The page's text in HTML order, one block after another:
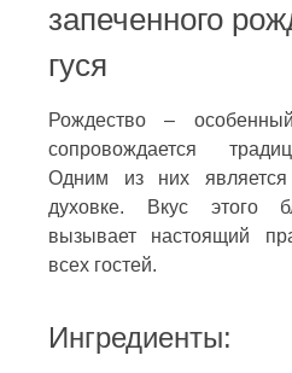
запеченного
гуся
Рождество –
сопровождается
Одним из них
духовке. Вкус этого
вызывает настоящий
всех гостей.
Ингредиенты: